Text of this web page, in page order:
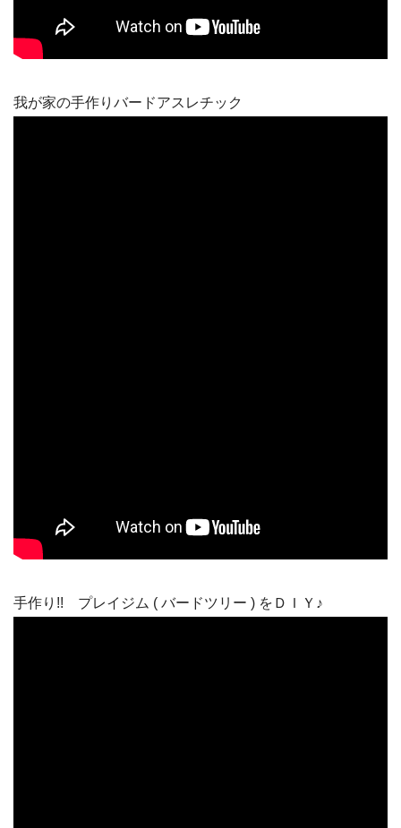
我が家の手作りバードアスレチック
手作り!! プレイジム ( バードツリー ) をＤＩＹ♪